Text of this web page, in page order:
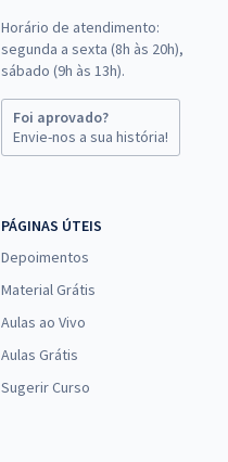
Horário de atendimento:
segunda a sexta (8h às 20h),
sábado (9h às 13h).
Foi aprovado?
Envie-nos a sua história!
PÁGINAS ÚTEIS
Depoimentos
Material Grátis
Aulas ao Vivo
Aulas Grátis
Sugerir Curso